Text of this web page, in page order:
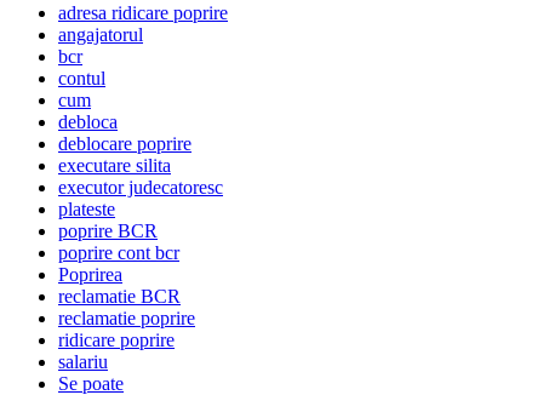
adresa ridicare poprire
angajatorul
bcr
contul
cum
debloca
deblocare poprire
executare silita
executor judecatoresc
plateste
poprire BCR
poprire cont bcr
Poprirea
reclamatie BCR
reclamatie poprire
ridicare poprire
salariu
Se poate